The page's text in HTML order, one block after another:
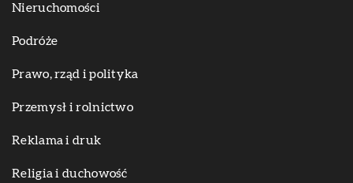
Nieruchomości
Podróże
Prawo, rząd i polityka
Przemysł i rolnictwo
Reklama i druk
Religia i duchowość